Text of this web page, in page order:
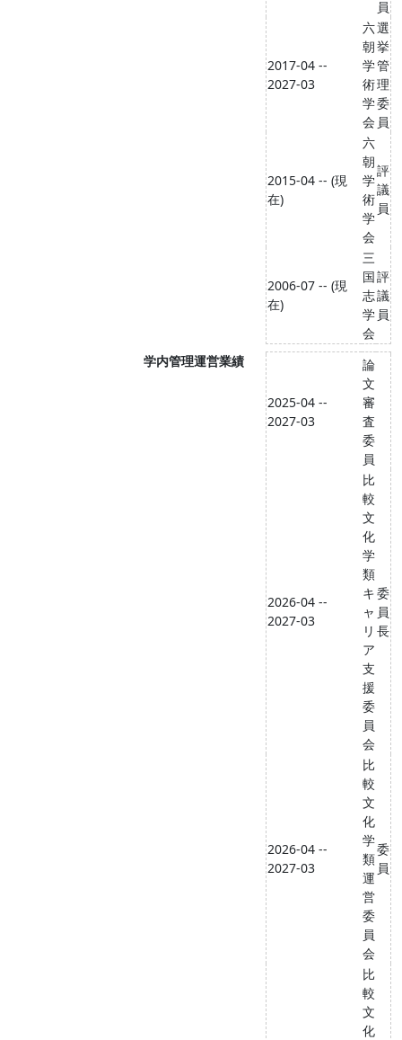
員
2017-04 --
2027-03
六
朝
学
術
学
会
選
挙
管
理
委
員
2015-04 -- (現
在)
六
朝
学
術
学
会
評
議
員
2006-07 -- (現
在)
三
国
志
学
会
評
議
員
学内管理運営業績
2025-04 --
2027-03
論
文
審
査
委
員
2026-04 --
2027-03
比
較
文
化
学
類
キ
ャ
リ
ア
支
援
委
員
会
委
員
長
2026-04 --
2027-03
比
較
文
化
学
類
運
営
委
員
会
委
員
比
較
文
化